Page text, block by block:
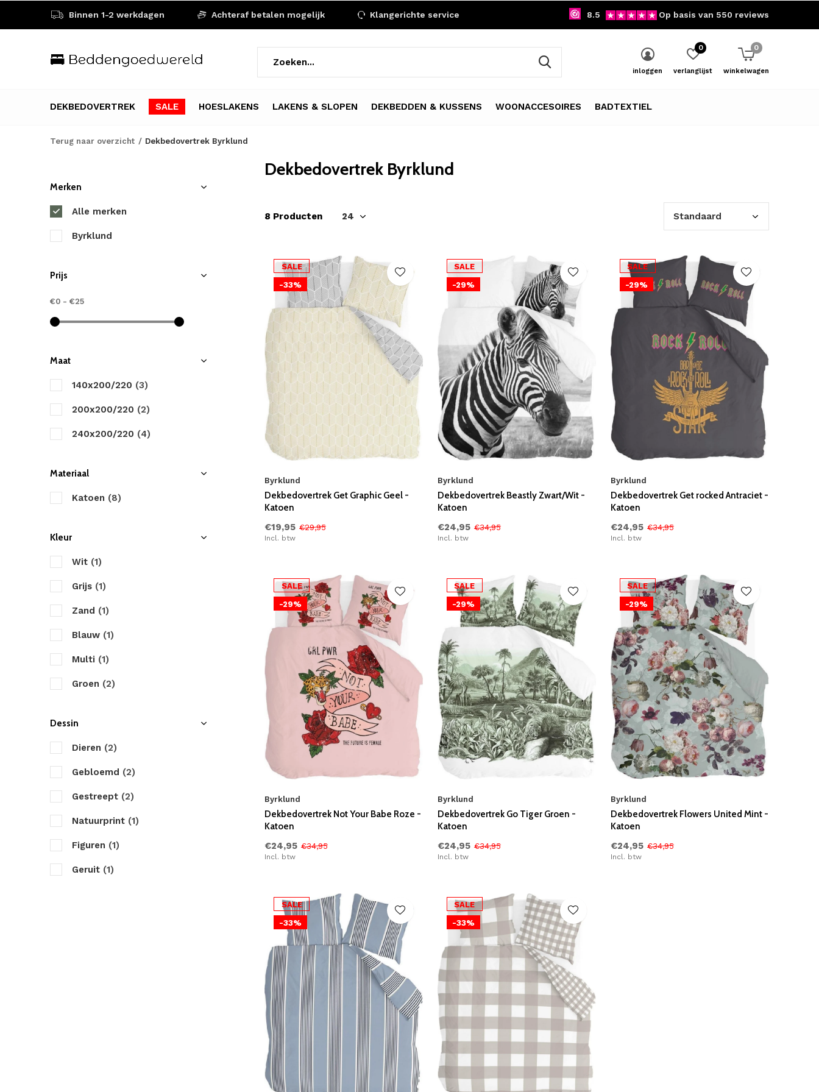
DEKBEDOVERTREK SALE HOESLAKENS LAKENS & SLOPEN DEKBEDDEN & KUSSENS WOONACCESOIRES BADTEXTIEL
inloggen verlanglijst
0
winkelwagen
0
Binnen 1-2 werkdagen Achteraf betalen mogelijk Klangerichte service 8.5 Op basis van 550 reviews
Terug naar overzicht Dekbedovertrek Byrklund
Dekbedovertrek Byrklund
8 Producten
SALE
-33%
Byrklund
Dekbedovertrek Get Graphic Geel -
Katoen
€19,95 €29,95
Incl. btw
SALE
-29%
Byrklund
Dekbedovertrek Beastly Zwart/Wit -
Katoen
€24,95 €34,95
Incl. btw
SALE
-29%
Byrklund
Dekbedovertrek Get rocked Antraciet -
Katoen
€24,95 €34,95
Incl. btw
SALE
-29%
Byrklund
Dekbedovertrek Not Your Babe Roze -
Katoen
€24,95 €34,95
Incl. btw
SALE
-29%
Byrklund
Dekbedovertrek Go Tiger Groen -
Katoen
€24,95 €34,95
Incl. btw
SALE
-29%
Byrklund
Dekbedovertrek Flowers United Mint -
Katoen
€24,95 €34,95
Incl. btw
SALE
-33%
SALE
-33%
Merken
Alle merken
Byrklund
Prijs
€0 - €25
Maat
140x200/220 (3)
200x200/220 (2)
240x200/220 (4)
Materiaal
Katoen (8)
Kleur
Wit (1)
Grijs (1)
Zand (1)
Blauw (1)
Multi (1)
Groen (2)
Dessin
Dieren (2)
Gebloemd (2)
Gestreept (2)
Natuurprint (1)
Figuren (1)
Geruit (1)